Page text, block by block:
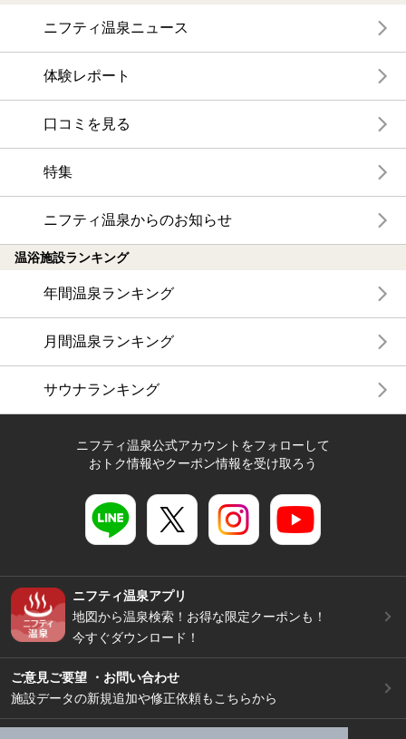
ニフティ温泉ニュース
体験レポート
口コミを見る
特集
ニフティ温泉からのお知らせ
温浴施設ランキング
年間温泉ランキング
月間温泉ランキング
サウナランキング
ニフティ温泉公式アカウントをフォローして
おトク情報やクーポン情報を受け取ろう
ニフティ温泉アプリ
地図から温泉検索！お得な限定クーポンも！
今すぐダウンロード！
ご意見ご要望 ・お問い合わせ
施設データの新規追加や修正依頼もこちらから